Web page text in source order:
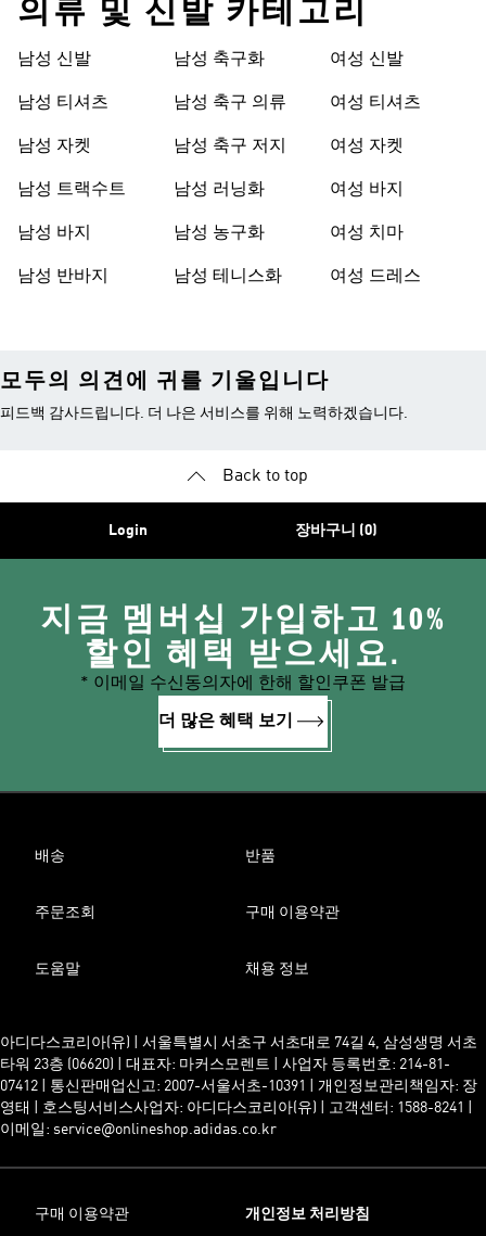
의류 및 신발 카테고리
남성 신발
남성 티셔츠
남성 자켓
남성 트랙수트
남성 바지
남성 반바지
남성 축구화
남성 축구 의류
남성 축구 저지
남성 러닝화
남성 농구화
남성 테니스화
여성 신발
여성 티셔츠
여성 자켓
여성 바지
여성 치마
여성 드레스
모두의 의견에 귀를 기울입니다
피드백 감사드립니다. 더 나은 서비스를 위해 노력하겠습니다.
Back to top
Login 장바구니 (0)
지금 멤버십 가입하고 10%
할인 혜택 받으세요.
* 이메일 수신동의자에 한해 할인쿠폰 발급
더 많은 혜택 보기
배송 반품
주문조회 구매 이용약관
도움말 채용 정보
아디다스코리아(유) | 서울특별시 서초구 서초대로 74길 4, 삼성생명 서초
타워 23층 (06620) | 대표자: 마커스모렌트 | 사업자 등록번호: 214-81-
07412 | 통신판매업신고: 2007-서울서초-10391 | 개인정보관리책임자: 장
영태 | 호스팅서비스사업자: 아디다스코리아(유) | 고객센터: 1588-8241 |
이메일: service@onlineshop.adidas.co.kr
구매 이용약관 개인정보 처리방침